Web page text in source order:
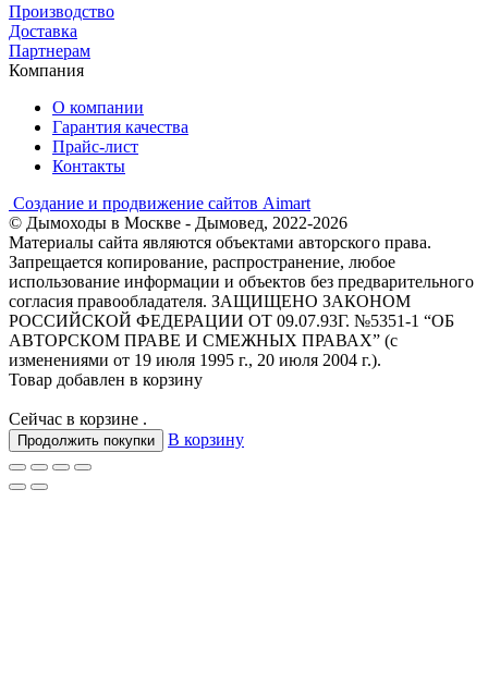
Производство
Доставка
Партнерам
Компания
О компании
Гарантия качества
Прайс-лист
Контакты
Создание и продвижение сайтов Aimart
© Дымоходы в Москве - Дымовед, 2022-2026
Материалы сайта являются объектами авторского права.
Запрещается копирование, распространение, любое
использование информации и объектов без предварительного
согласия правообладателя. ЗАЩИЩЕНО ЗАКОНОМ
РОССИЙСКОЙ ФЕДЕРАЦИИ ОТ 09.07.93Г. №5351-1 “ОБ
АВТОРСКОМ ПРАВЕ И СМЕЖНЫХ ПРАВАХ” (с
изменениями от 19 июля 1995 г., 20 июля 2004 г.).
Товар добавлен в корзину
Сейчас в корзине .
Продолжить покупки В корзину